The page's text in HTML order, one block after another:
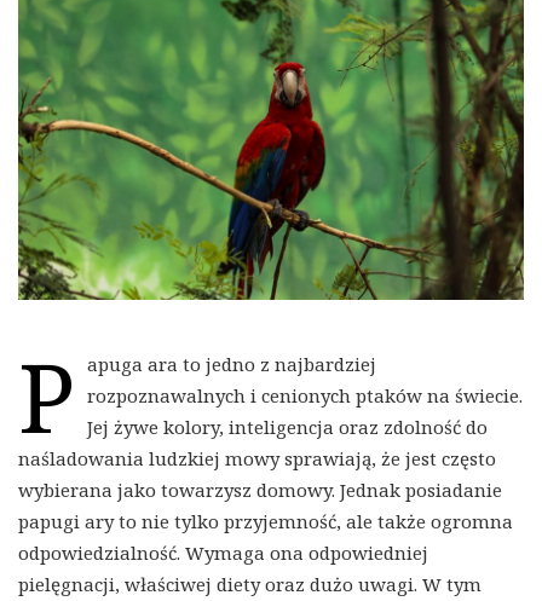
P
apuga ara to jedno z najbardziej
rozpoznawalnych i cenionych ptaków na świecie.
Jej żywe kolory, inteligencja oraz zdolność do
naśladowania ludzkiej mowy sprawiają, że jest często
wybierana jako towarzysz domowy. Jednak posiadanie
papugi ary to nie tylko przyjemność, ale także ogromna
odpowiedzialność. Wymaga ona odpowiedniej
pielęgnacji, właściwej diety oraz dużo uwagi. W tym